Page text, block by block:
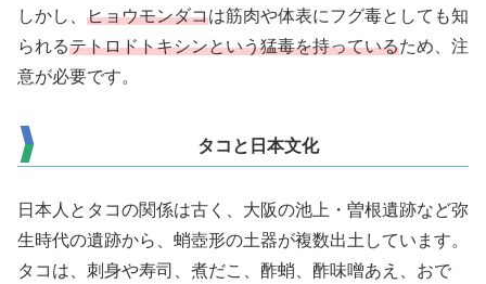
しかし、 ヒョウモンダコは筋肉や体表にフグ毒としても知
られるテトロドトキシンという猛毒を持っているため、注
意が必要です。
タコと日本文化
日本人とタコの関係は古く、大阪の池上・曽根遺跡など弥
生時代の遺跡から、蛸壺形の土器が複数出土しています。
タコは、刺身や寿司、煮だこ、酢蛸、酢味噌あえ、おで